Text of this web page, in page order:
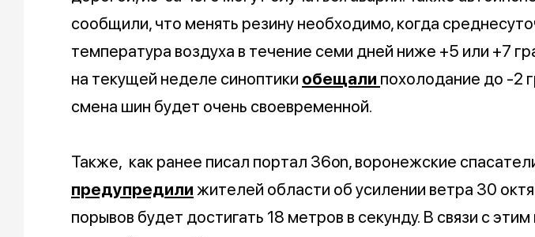
сообщили, что менять резину необходимо, когда
температура воздуха в течение семи дней ниже +5 или +7
на текущей неделе синоптики обещали похолодание до -2
смена шин будет очень своевременной.
Также, как ранее писал портал 36on, воронежские
предупредили жителей области об усилении ветра 30
порывов будет достигать 18 метров в секунду. В связи с